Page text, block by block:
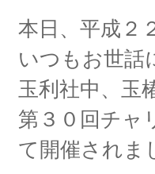
本日、平成２
いつもお世話
玉利社中、玉
第３０回チャ
て開催されま